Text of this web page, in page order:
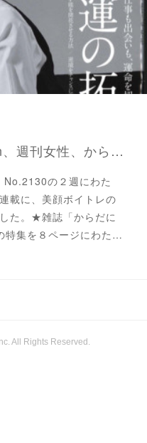
【雑誌掲載情報】an・an、週刊女性、からだにいいことetc...
の２週にわた
載に、美顔ボイトレの
た。★雑誌「からだに
特集を８ページにわた…
All Rights Reserved.